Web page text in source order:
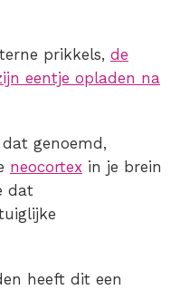
prikkels, de
eentje opladen na
genoemd,
neocortex in je brein
dat
heeft dit een